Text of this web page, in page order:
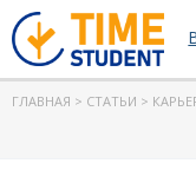
ГЛАВНАЯ > СТАТЬИ >